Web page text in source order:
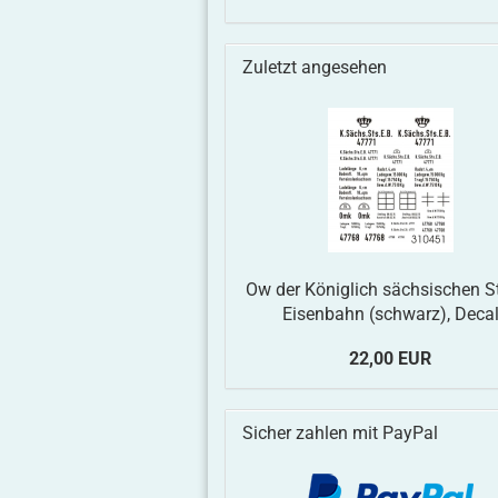
Zuletzt angesehen
Ow der Königlich sächsischen
Eisenbahn (schwarz), Decal
22,00 EUR
Sicher zahlen mit PayPal